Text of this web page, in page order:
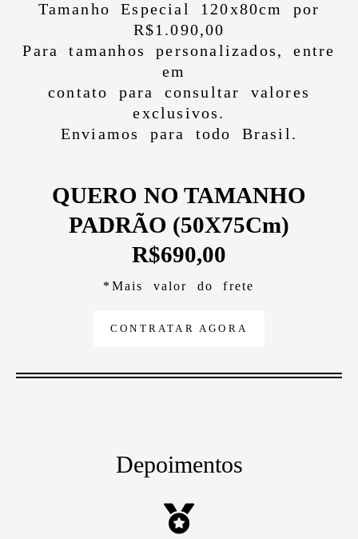
Tamanho Especial 120x80cm por
R$1.090,00
Para tamanhos personalizados, entre
em
contato para consultar valores
exclusivos.
Enviamos para todo Brasil.
QUERO NO TAMANHO
PADRÃO (50X75Cm)
R$690,00
*Mais valor do frete
CONTRATAR AGORA
Depoimentos